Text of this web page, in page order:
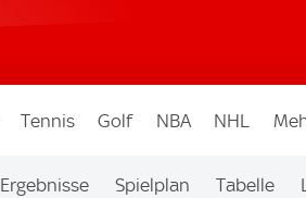
Tennis Golf NBA NHL
Ergebnisse Spielplan Tabelle